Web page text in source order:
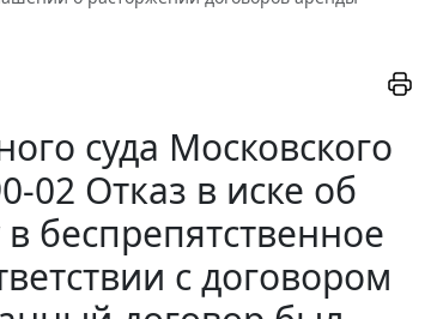
суда Московского
02 Отказ в иске об
беспрепятственное
с договором